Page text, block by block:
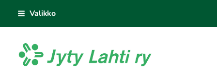
sisältöön
Valikko
Jyty Lahti ry